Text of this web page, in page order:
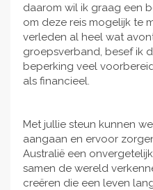
daarom wil ik graag een
om deze reis mogelijk te
verleden al heel wat
groepsverband, besef ik
beperking veel
als financieel.
Met jullie steun kunnen
aangaan en ervoor
Australië een
samen de wereld
creëren die een leven